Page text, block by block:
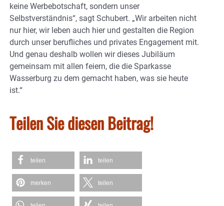
keine Werbebotschaft, sondern unser
Selbstverständnis“, sagt Schubert. „Wir arbeiten nicht
nur hier, wir leben auch hier und gestalten die Region
durch unser berufliches und privates Engagement mit.
Und genau deshalb wollen wir dieses Jubiläum
gemeinsam mit allen feiern, die die Sparkasse
Wasserburg zu dem gemacht haben, was sie heute
ist.“
Teilen Sie diesen Beitrag!
teilen teilen
merken teilen